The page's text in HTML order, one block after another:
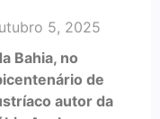
5, 2025
Bahia, no
de
autor da